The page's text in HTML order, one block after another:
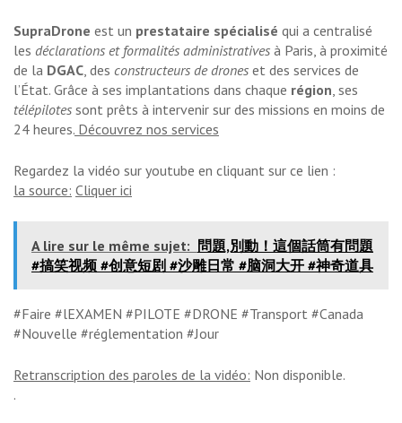
SupraDrone est un prestataire spécialisé qui a centralisé
les déclarations et formalités administratives à Paris, à proximité
de la DGAC, des constructeurs de drones et des services de
l’État. Grâce à ses implantations dans chaque région, ses
télépilotes sont prêts à intervenir sur des missions en moins de
24 heures. Découvrez nos services
Regardez la vidéo sur youtube en cliquant sur ce lien :
la source: Cliquer ici
A lire sur le même sujet: 問題,別動！這個話筒有問題
#搞笑视频 #创意短剧 #沙雕日常 #脑洞大开 #神奇道具
#Faire #lEXAMEN #PILOTE #DRONE #Transport #Canada
#Nouvelle #réglementation #Jour
Retranscription des paroles de la vidéo: Non disponible.
.